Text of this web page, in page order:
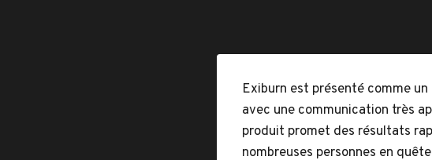
Exiburn est présenté comme
avec une communication très
produit promet des résultats
nombreuses personnes en